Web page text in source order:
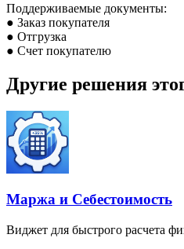
Поддерживаемые документы:
● Заказ покупателя
● Отгрузка
● Счет покупателю
Другие решения
Маржа и Себестоимость
Виджет для быстрого расчета